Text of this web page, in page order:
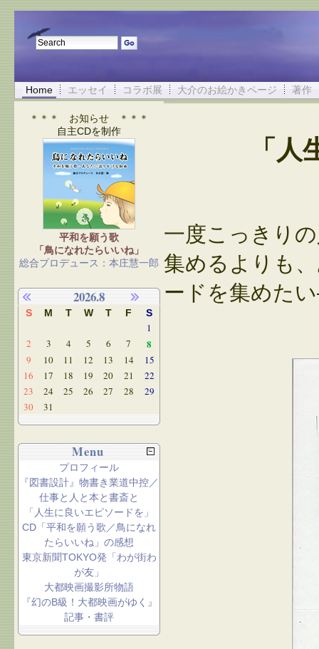
Home エッセイ コラボ展 大介のお絵かきページ 著作
「
一度こっきり
集めるよりも
ードを集めた
＊＊＊ お知らせ ＊＊＊
自主CDを制作
平和を願う歌
「鳥になれたらいいね」
総合プロデュース：本庄慧一郎
2026.8
S M T W T F S
1
2
3 4 5 6 7 8
9 10 11 12 13 14
15
16
17 18 19 20 21
22
23
24 25 26 27 28
29
30
31
Menu
プロフィール
『図書設計』物書き業道中控／
仕事と人と本と書斎と
「人生に良いエピソードを」
CD「平和を願う歌／鳥になれ
たらいいね」の感想
東京新聞TOKYO発「わが街わ
が友」
大都映画撮影所物語
『幻のB級！大都映画がゆく』
記事・書評